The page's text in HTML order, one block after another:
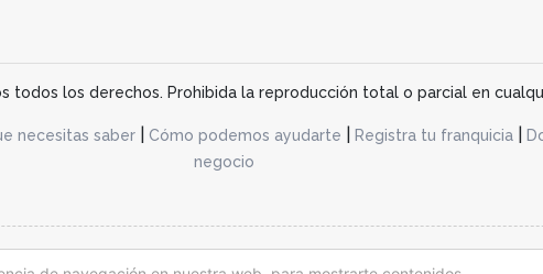
todos los derechos. Prohibida la reproducción total o parcial en
necesitas saber| Cómo podemos ayudarte Registra tu franquicia|
negocio